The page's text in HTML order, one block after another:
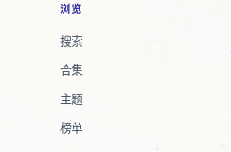
浏览
搜索
合集
主题
榜单